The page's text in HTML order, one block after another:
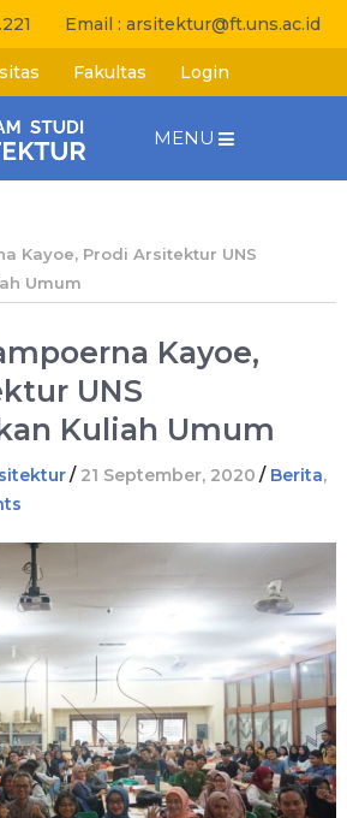
Email : arsitektur@ft.uns.ac.id
Fakultas Login
MENU
Kayoe, Prodi Arsitektur UNS
Umum
Kayoe,
UNS
Kuliah Umum
/ 21 September, 2020 / Berita,